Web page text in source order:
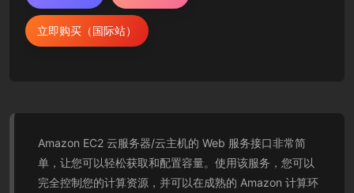
立即购买（国际站）
Amazon EC2 云服务器/云主机的 Web 服务接口非常简
单，让您可以轻松获取和配置容量。使用该服务，您可以
完全控制您的计算资源，并可以在成熟的 Amazon 计算环